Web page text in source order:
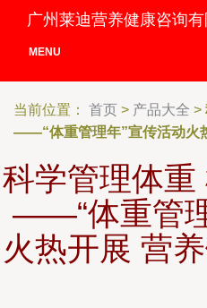
广州莱迪营养健康咨询有
MENU
当前位置： 首页 > 产品大全 >
——“体重管理年”宣传活动火
科学管理体
——“体重管
火热开展 营